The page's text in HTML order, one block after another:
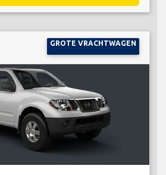
GROTE VRACHTWAGEN